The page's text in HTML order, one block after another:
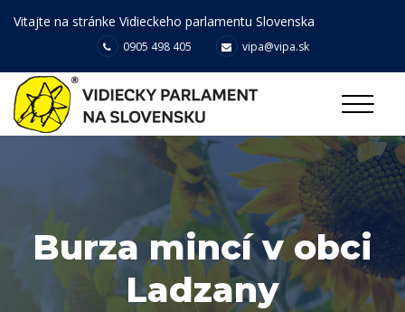
Vitajte na stránke Vidieckeho parlamentu Slovenska
0905 498 405 vipa@vipa.sk
Burza mincí v obci
Ladzany